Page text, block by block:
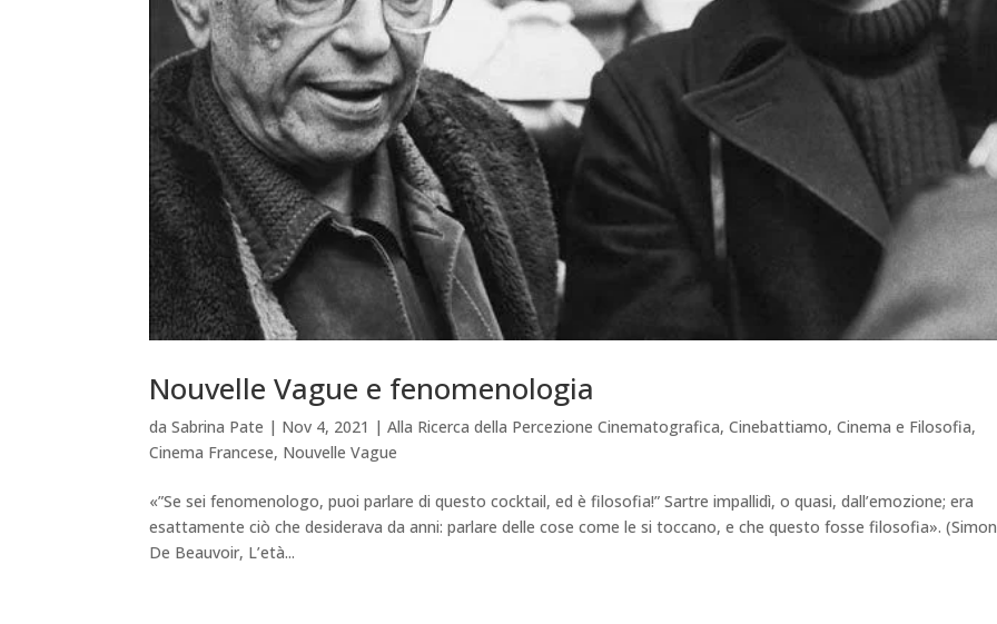
Nouvelle Vague e fenomenologia
daSabrina Pate | Nov 4, 2021 |Alla Ricerca della Percezione Cinematografica,Cinebattiamo,Cinema e Filosofia,
Cinema Francese, Nouvelle Vague
«”Se sei fenomenologo, puoi parlare di questo cocktail, ed è filosofia!” Sartre impallidì, o quasi, dall’emozione; era
esattamente ciò che desiderava da anni: parlare delle cose come le si toccano, e che questo fosse filosofia».
De Beauvoir, L’età...